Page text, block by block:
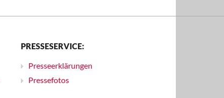
PRESSESERVICE:
Presseerklärungen
Pressefotos